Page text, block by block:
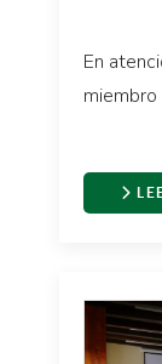
En